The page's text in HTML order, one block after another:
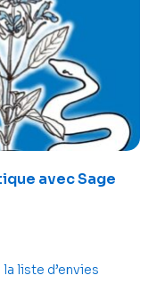
avec Sage
liste d’envies